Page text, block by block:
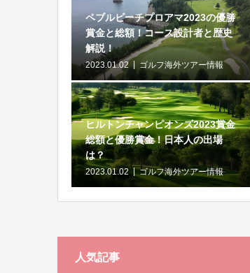
ペブルビーチプロアマ2023の優勝
賞金と総額！コース設計者と歴史
解説！
2023.01.02 ゴルフ海外ツアー情報
ヒルトンチャンピオンズ2023賞金
総額と優勝賞金！日本人の出場
は？
2023.01.02 ゴルフ海外ツアー情報
人気記事